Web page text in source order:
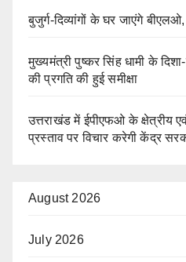
बुजुर्ग-दिव्यांगों के घर जाएंगे
मुख्यमंत्री पुष्कर सिंह धामी के
की प्रगति की हुई समीक्षा
उत्तराखंड में ईपीएफओ के क्षेत्रीय
प्रस्ताव पर विचार करेगी केंद्र
August 2026
July 2026